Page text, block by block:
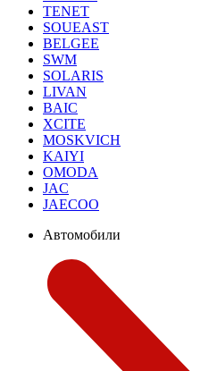
TENET
SOUEAST
BELGEE
SWM
SOLARIS
LIVAN
BAIC
XCITE
MOSKVICH
KAIYI
OMODA
JAC
JAECOO
Автомобили